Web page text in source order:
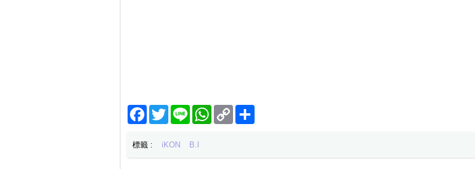
Facebook
TwitterLine WhatsApp
Copy
Link
分
標籤 : iKON B.I